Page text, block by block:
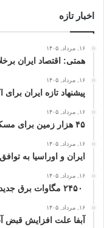
اخبار تازه
۱۶, مرداد, ۱۴۰۵
همتی: اقتصاد ایران
۱۶, مرداد, ۱۴۰۵
پیشنهاد تازه ایران
۱۶, مرداد, ۱۴۰۵
۴۵ هزار زمین برای مسکن محرومان تأمین شد
۱۶, مرداد, ۱۴۰۵
ایران و اوراسیا به
۱۶, مرداد, ۱۴۰۵
۱۶, مرداد, ۱۴۰۵
آبفا علت افزایش قبض